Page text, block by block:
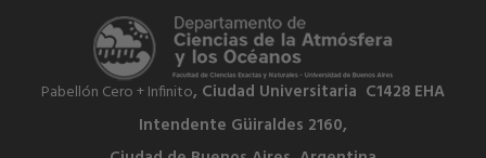
Pabellón Cero + Infinito, Ciudad Universitaria C1428 EHA
Intendente Güiraldes 2160,